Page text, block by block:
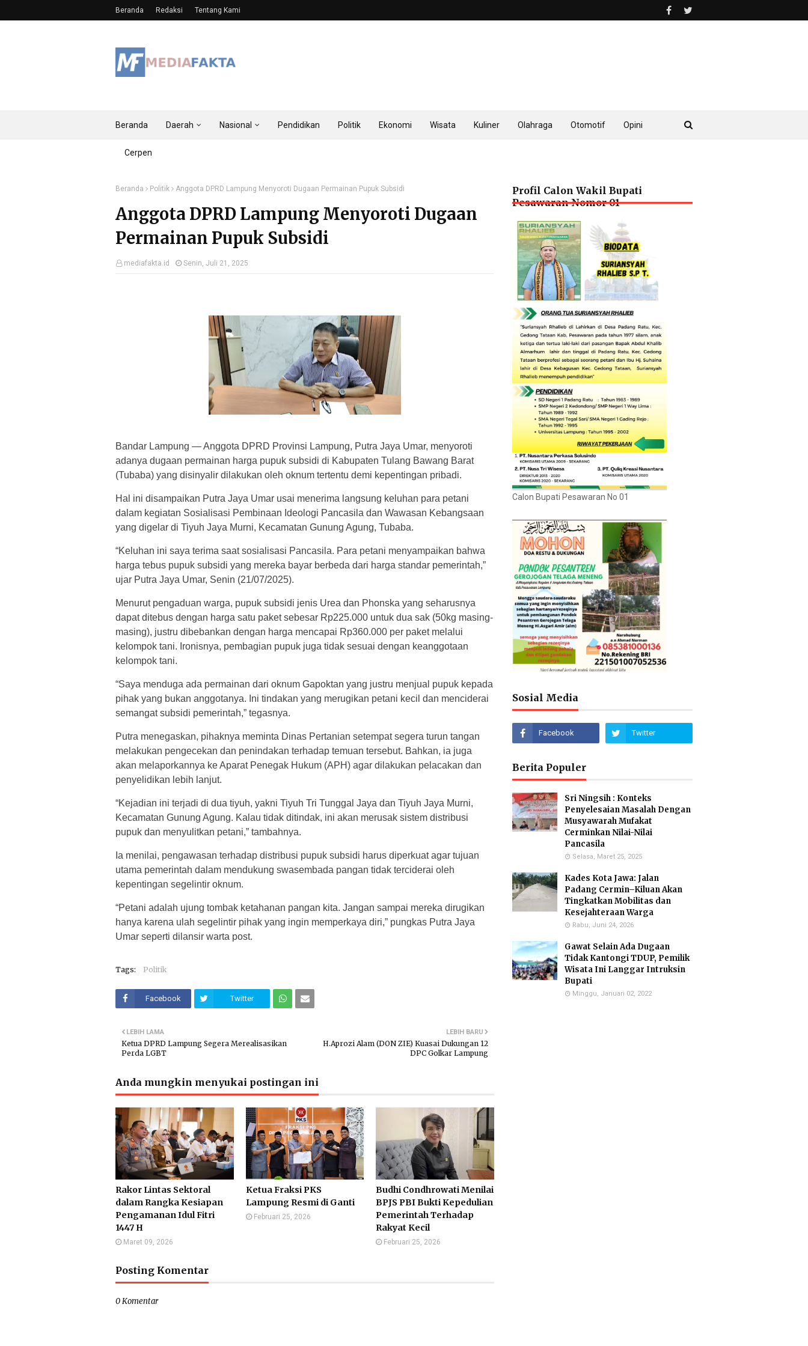
Beranda Redaksi Tentang Kami
Beranda Daerah Nasional Pendidikan Politik Ekonomi Wisata Kuliner Olahraga Otomotif Opini
Cerpen
Beranda Politik Anggota DPRD Lampung Menyoroti Dugaan Permainan Pupuk Subsidi
Anggota DPRD Lampung Menyoroti Dugaan
Permainan Pupuk Subsidi
mediafakta.id Senin, Juli 21, 2025
Bandar Lampung — Anggota DPRD Provinsi Lampung, Putra Jaya Umar, menyoroti
adanya dugaan permainan harga pupuk subsidi di Kabupaten Tulang Bawang Barat
(Tubaba) yang disinyalir dilakukan oleh oknum tertentu demi kepentingan pribadi.
Hal ini disampaikan Putra Jaya Umar usai menerima langsung keluhan para petani
dalam kegiatan Sosialisasi Pembinaan Ideologi Pancasila dan Wawasan Kebangsaan
yang digelar di Tiyuh Jaya Murni, Kecamatan Gunung Agung, Tubaba.
“Keluhan ini saya terima saat sosialisasi Pancasila. Para petani menyampaikan bahwa
harga tebus pupuk subsidi yang mereka bayar berbeda dari harga standar pemerintah,”
ujar Putra Jaya Umar, Senin (21/07/2025).
Menurut pengaduan warga, pupuk subsidi jenis Urea dan Phonska yang seharusnya
dapat ditebus dengan harga satu paket sebesar Rp225.000 untuk dua sak (50kg masing-
masing), justru dibebankan dengan harga mencapai Rp360.000 per paket melalui
kelompok tani. Ironisnya, pembagian pupuk juga tidak sesuai dengan keanggotaan
kelompok tani.
“Saya menduga ada permainan dari oknum Gapoktan yang justru menjual pupuk kepada
pihak yang bukan anggotanya. Ini tindakan yang merugikan petani kecil dan menciderai
semangat subsidi pemerintah,” tegasnya.
Putra menegaskan, pihaknya meminta Dinas Pertanian setempat segera turun tangan
melakukan pengecekan dan penindakan terhadap temuan tersebut. Bahkan, ia juga
akan melaporkannya ke Aparat Penegak Hukum (APH) agar dilakukan pelacakan dan
penyelidikan lebih lanjut.
“Kejadian ini terjadi di dua tiyuh, yakni Tiyuh Tri Tunggal Jaya dan Tiyuh Jaya Murni,
Kecamatan Gunung Agung. Kalau tidak ditindak, ini akan merusak sistem distribusi
pupuk dan menyulitkan petani,” tambahnya.
Ia menilai, pengawasan terhadap distribusi pupuk subsidi harus diperkuat agar tujuan
utama pemerintah dalam mendukung swasembada pangan tidak terciderai oleh
kepentingan segelintir oknum.
“Petani adalah ujung tombak ketahanan pangan kita. Jangan sampai mereka dirugikan
hanya karena ulah segelintir pihak yang ingin memperkaya diri,” pungkas Putra Jaya
Umar seperti dilansir warta post.
Tags: Politik
Facebook Twitter
LEBIH BARU
H.Aprozi Alam (DON ZIE) Kuasai Dukungan 12
DPC Golkar Lampung
LEBIH LAMA
Ketua DPRD Lampung Segera Merealisasikan
Perda LGBT
Anda mungkin menyukai postingan ini
Rakor Lintas Sektoral
dalam Rangka Kesiapan
Pengamanan Idul Fitri
1447 H
Maret 09, 2026
Ketua Fraksi PKS
Lampung Resmi di Ganti
Februari 25, 2026
Budhi Condhrowati Menilai
BPJS PBI Bukti Kepedulian
Pemerintah Terhadap
Rakyat Kecil
Februari 25, 2026
Posting Komentar
0 Komentar
Profil Calon Wakil Bupati
Pesawaran Nomor 01
Calon Bupati Pesawaran No 01
Sosial Media
Berita Populer
Sri Ningsih : Konteks
Penyelesaian Masalah Dengan
Musyawarah Mufakat
Cerminkan Nilai-Nilai
Pancasila
Selasa, Maret 25, 2025
Kades Kota Jawa: Jalan
Padang Cermin–Kiluan Akan
Tingkatkan Mobilitas dan
Kesejahteraan Warga
Rabu, Juni 24, 2026
Gawat Selain Ada Dugaan
Tidak Kantongi TDUP, Pemilik
Wisata Ini Langgar Intruksin
Bupati
Minggu, Januari 02, 2022